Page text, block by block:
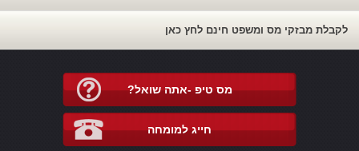
לקבלת מבזקי מס ומשפט חינם לחץ כאן
מס טיפ -אתה שואל?
חייג למומחה